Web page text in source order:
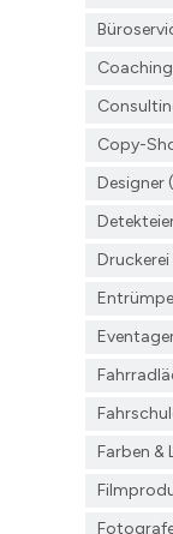
Copy-
Designer
Druckerei
Farben &